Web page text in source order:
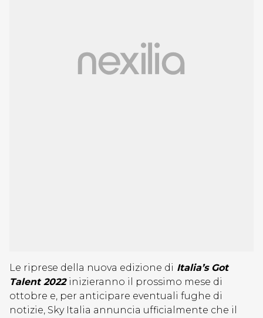
Le riprese della nuova edizione di Italia’s Got
Talent 2022 inizieranno il prossimo mese di
ottobre e, per anticipare eventuali fughe di
notizie, Sky Italia annuncia ufficialmente che il